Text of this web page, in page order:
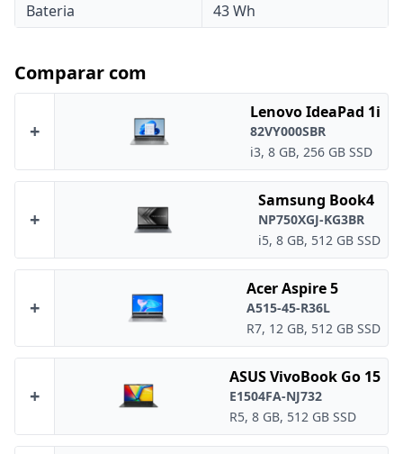
Bateria 43 Wh
Comparar com
+
Lenovo IdeaPad 1i
82VY000SBR
i3, 8 GB, 256 GB SSD
+
Samsung Book4
NP750XGJ-KG3BR
i5, 8 GB, 512 GB SSD
+
Acer Aspire 5
A515-45-R36L
R7, 12 GB, 512 GB SSD
+
ASUS VivoBook Go 15
E1504FA-NJ732
R5, 8 GB, 512 GB SSD